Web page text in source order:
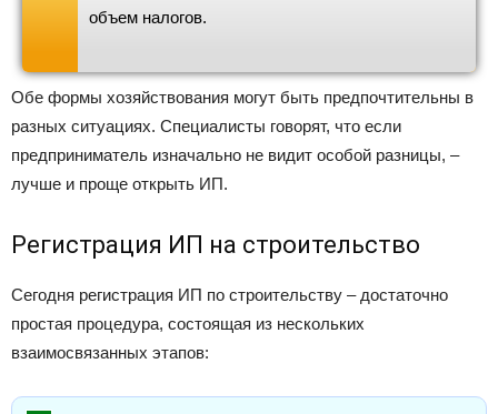
объем налогов.
Обе формы хозяйствования могут быть предпочтительны в
разных ситуациях. Специалисты говорят, что если
предприниматель изначально не видит особой разницы, –
лучше и проще открыть ИП.
Регистрация ИП на строительство
Сегодня регистрация ИП по строительству – достаточно
простая процедура, состоящая из нескольких
взаимосвязанных этапов: